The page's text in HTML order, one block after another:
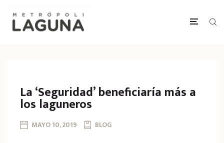
La ‘Seguridad’ beneficiaría más a
los laguneros
MAYO 10, 2019 BLOG